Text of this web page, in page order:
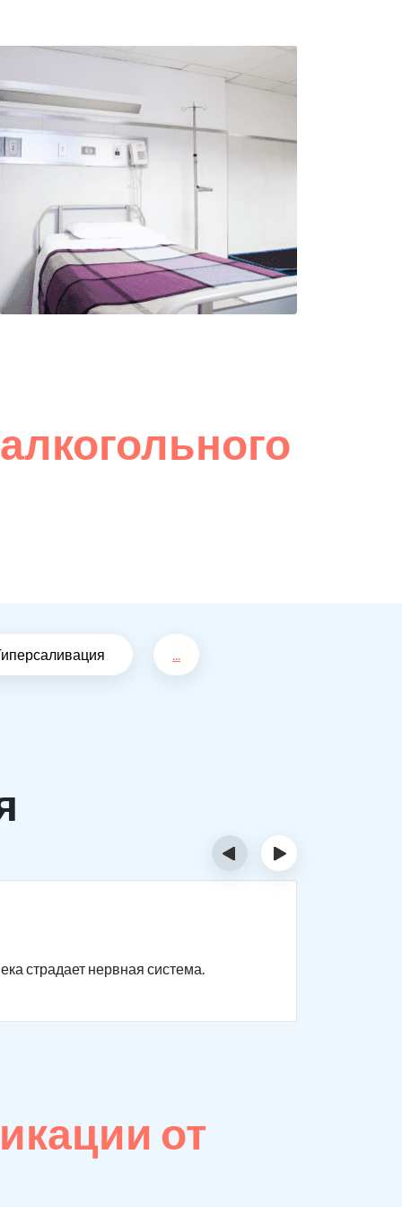
...
страдает нервная система.
‹ ›
от